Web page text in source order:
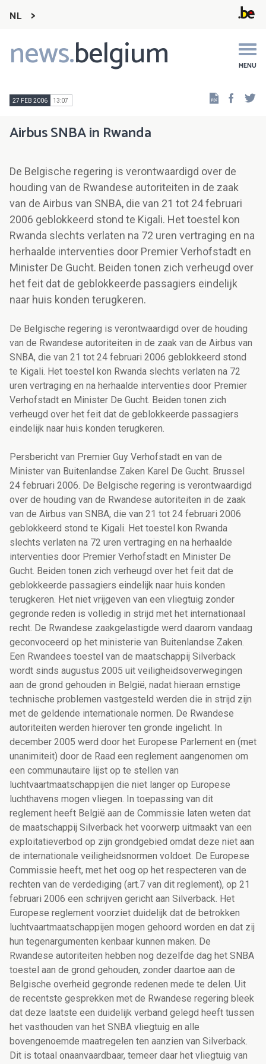
NL
news.belgium MENU
Main
navigation
27 FEB 2006 13:07
Airbus SNBA in Rwanda
De Belgische regering is verontwaardigd over de
houding van de Rwandese autoriteiten in de zaak
van de Airbus van SNBA, die van 21 tot 24 februari
2006 geblokkeerd stond te Kigali. Het toestel kon
Rwanda slechts verlaten na 72 uren vertraging en na
herhaalde interventies door Premier Verhofstadt en
Minister De Gucht. Beiden tonen zich verheugd over
het feit dat de geblokkeerde passagiers eindelijk
naar huis konden terugkeren.
De Belgische regering is verontwaardigd over de houding
van de Rwandese autoriteiten in de zaak van de Airbus van
SNBA, die van 21 tot 24 februari 2006 geblokkeerd stond
te Kigali. Het toestel kon Rwanda slechts verlaten na 72
uren vertraging en na herhaalde interventies door Premier
Verhofstadt en Minister De Gucht. Beiden tonen zich
verheugd over het feit dat de geblokkeerde passagiers
eindelijk naar huis konden terugkeren.
Persbericht van Premier Guy Verhofstadt en van de
Minister van Buitenlandse Zaken Karel De Gucht. Brussel
24 februari 2006. De Belgische regering is verontwaardigd
over de houding van de Rwandese autoriteiten in de zaak
van de Airbus van SNBA, die van 21 tot 24 februari 2006
geblokkeerd stond te Kigali. Het toestel kon Rwanda
slechts verlaten na 72 uren vertraging en na herhaalde
interventies door Premier Verhofstadt en Minister De
Gucht. Beiden tonen zich verheugd over het feit dat de
geblokkeerde passagiers eindelijk naar huis konden
terugkeren. Het niet vrijgeven van een vliegtuig zonder
gegronde reden is volledig in strijd met het internationaal
recht. De Rwandese zaakgelastigde werd daarom vandaag
geconvoceerd op het ministerie van Buitenlandse Zaken.
Een Rwandees toestel van de maatschappij Silverback
wordt sinds augustus 2005 uit veiligheidsoverwegingen
aan de grond gehouden in België, nadat hieraan ernstige
technische problemen vastgesteld werden die in strijd zijn
met de geldende internationale normen. De Rwandese
autoriteiten werden hierover ten gronde ingelicht. In
december 2005 werd door het Europese Parlement en (met
unanimiteit) door de Raad een reglement aangenomen om
een communautaire lijst op te stellen van
luchtvaartmaatschappijen die niet langer op Europese
luchthavens mogen vliegen. In toepassing van dit
reglement heeft België aan de Commissie laten weten dat
de maatschappij Silverback het voorwerp uitmaakt van een
exploitatieverbod op zijn grondgebied omdat deze niet aan
de internationale veiligheidsnormen voldoet. De Europese
Commissie heeft, met het oog op het respecteren van de
rechten van de verdediging (art.7 van dit reglement), op 21
februari 2006 een schrijven gericht aan Silverback. Het
Europese reglement voorziet duidelijk dat de betrokken
luchtvaartmaatschappijen mogen gehoord worden en dat zij
hun tegenargumenten kenbaar kunnen maken. De
Rwandese autoriteiten hebben nog dezelfde dag het SNBA
toestel aan de grond gehouden, zonder daartoe aan de
Belgische overheid gegronde redenen mede te delen. Uit
de recentste gesprekken met de Rwandese regering bleek
dat deze laatste een duidelijk verband gelegd heeft tussen
het vasthouden van het SNBA vliegtuig en alle
bovengenoemde maatregelen ten aanzien van Silverback.
Dit is totaal onaanvaardbaar, temeer daar het vliegtuig van